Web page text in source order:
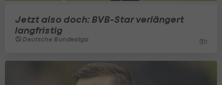
Jetzt also doch: BVB-Star verlängert
langfristig
Deutsche Bundesliga 1